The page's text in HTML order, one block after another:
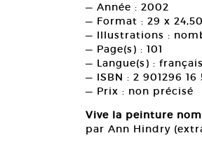
— Année : 2002
— Format : 29 x
— Illustrations :
— Page(s) : 101
— Langue(s) :
— ISBN : 2 901296 16
— Prix : non précisé
Vive la peinture
par Ann Hindry